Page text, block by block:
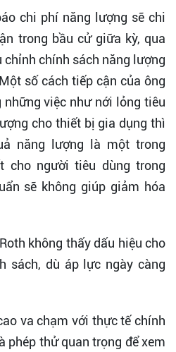
chi phí năng lượng sẽ chi
trong bầu cử giữa kỳ, qua
chỉnh chính sách năng lượng
số cách tiếp cận của ông
việc như nới lỏng tiêu
cho thiết bị gia dụng thì
năng lượng là một trong
cho người tiêu dùng trong
sẽ không giúp giảm hóa
không thấy dấu hiệu cho
sách, dù áp lực ngày càng
va chạm với thực tế chính
phép thử quan trọng để xem